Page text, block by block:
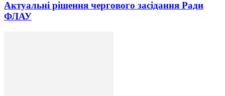
Актуальні рішення чергового засідання Ради
ФЛАУ